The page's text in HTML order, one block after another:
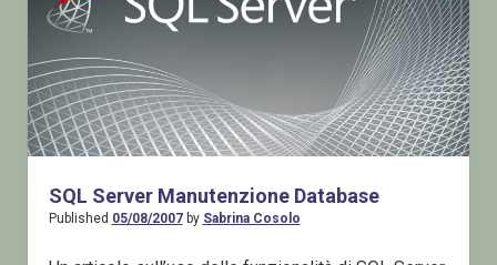
SQL Server Manutenzione Database
Published 05/08/2007by Sabrina Cosolo